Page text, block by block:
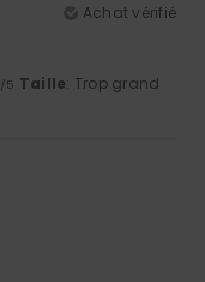
Achat vérifié
/5 Taille: Trop grand